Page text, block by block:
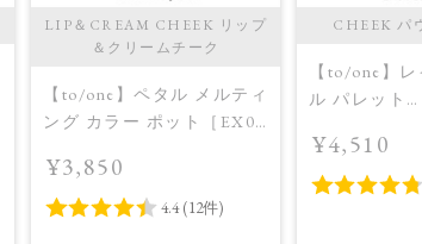
LIP＆CREAM CHEEK リップ
＆クリームチーク
【to/one】ペタル メルティ
ング カラー ポット［EX01
2026 Summer Collection＞
EX02 Salty Air
¥3,850
CHEEK パ
【to/one】
ル パレット
＞EX01
¥4,510